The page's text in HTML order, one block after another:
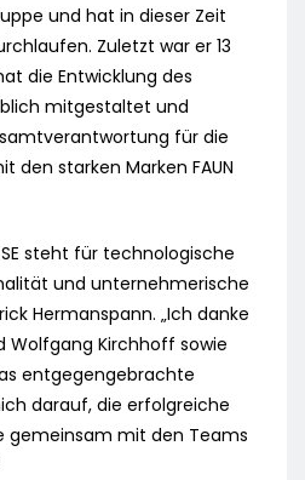
und hat in dieser Zeit
Zuletzt war er 13
die Entwicklung des
mitgestaltet und
für die
den starken Marken FAUN
SE steht für technologische
und unternehmerische
Hermanspann. „Ich danke
Wolfgang Kirchhoff sowie
entgegengebrachte
darauf, die erfolgreiche
gemeinsam mit den Teams